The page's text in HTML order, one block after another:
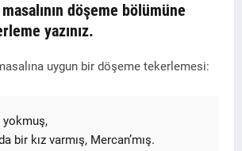
döşeme bölümüne
yazınız.
uygun bir döşeme tekerlemesi:
yokmuş,
bir kız varmış, Mercan’mış.